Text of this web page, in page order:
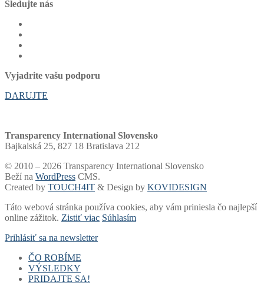
Sledujte nás
Vyjadrite vašu podporu
DARUJTE
Transparency International Slovensko
Bajkalská 25, 827 18 Bratislava 212
© 2010 – 2026 Transparency International Slovensko
Beží na WordPress CMS.
Created by TOUCH4IT & Design by KOVIDESIGN
Táto webová stránka používa cookies, aby vám priniesla čo najlepší
online zážitok. Zistiť viac Súhlasím
Prihlásiť sa na newsletter
ČO ROBÍME
Voľby a financovanie strán
Samospráva
VÝSLEDKY
Rebríčky a portály
PRIDAJTE SA!